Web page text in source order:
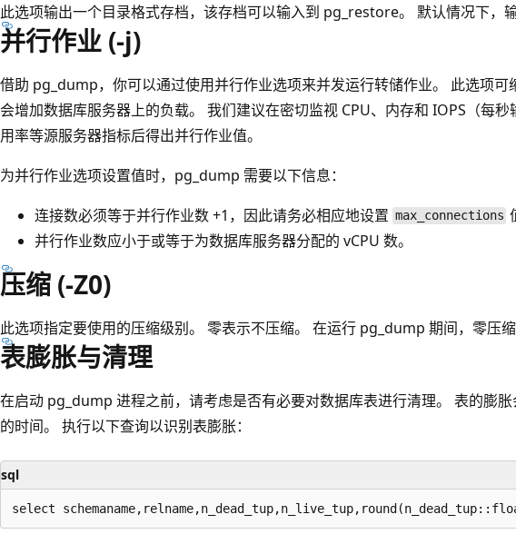
此选项输出一个目录格式存档，该存档可以输入到 pg_restore。 默认情况下，
并行作业 (-j)
借助 pg_dump，你可以通过使用并行作业选项来并发运行转储作业。 此选项可
会增加数据库服务器上的负载。 我们建议在密切监视 CPU、内存和 IOPS（每
用率等源服务器指标后得出并行作业值。
为并行作业选项设置值时，pg_dump 需要以下信息：
连接数必须等于并行作业数 +1，因此请务必相应地设置 max_connections
并行作业数应小于或等于为数据库服务器分配的 vCPU 数。
压缩 (-Z0)
此选项指定要使用的压缩级别。 零表示不压缩。 在运行 pg_dump 期间，零压缩
表膨胀与清理
在启动 pg_dump 进程之前，请考虑是否有必要对数据库表进行清理。 表的膨
的时间。 执行以下查询以识别表膨胀：
sql